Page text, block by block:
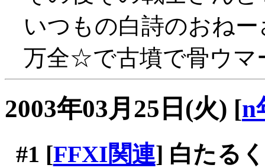
いつもの白詩のおね
万全☆で古墳で骨ウマ
2003年03月25日(火) [n
#1 [FFXI関連] 白たる